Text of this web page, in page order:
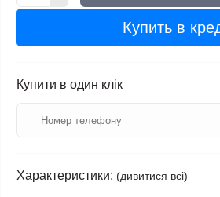
Купить в
Купити в один клік
Характеристики: (дивитися всі)